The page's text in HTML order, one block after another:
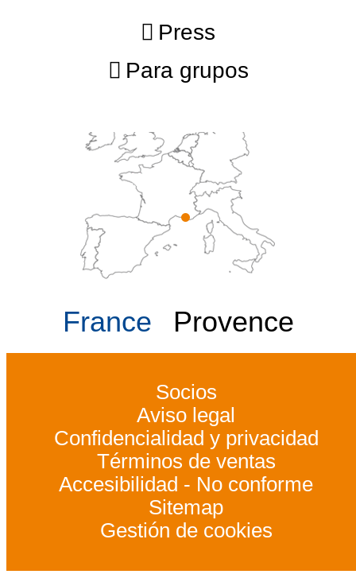
Press
Para grupos
France Provence
Socios
Aviso legal
Confidencialidad y privacidad
Términos de ventas
Accesibilidad - No conforme
Sitemap
Gestión de cookies